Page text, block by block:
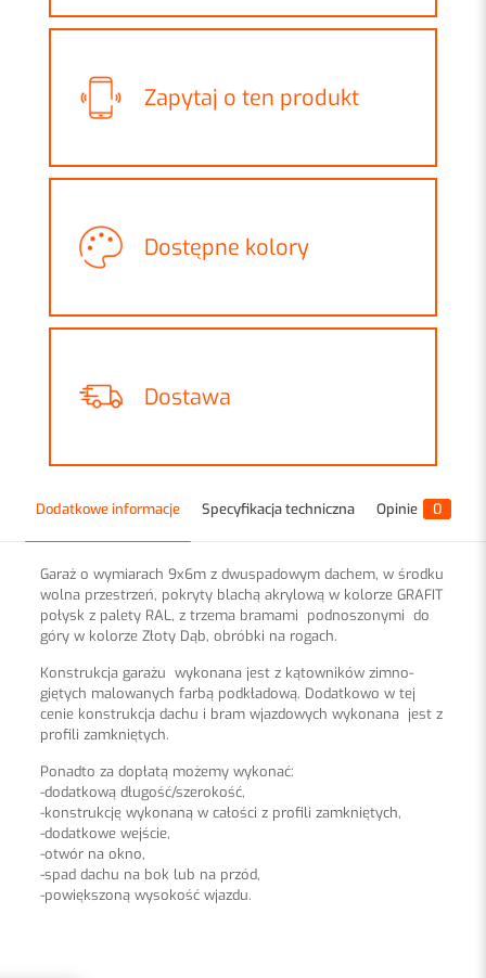
Zapytaj o ten produkt
Dostępne kolory
Dostawa
Dodatkowe informacje Specyfikacja techniczna Opinie 0
Garaż o wymiarach 9x6m z dwuspadowym dachem, w środku
wolna przestrzeń, pokryty blachą akrylową w kolorze GRAFIT
połysk z palety RAL, z trzema bramami podnoszonymi do
góry w kolorze Złoty Dąb, obróbki na rogach.
Konstrukcja garażu wykonana jest z kątowników zimno-
giętych malowanych farbą podkładową. Dodatkowo w tej
cenie konstrukcja dachu i bram wjazdowych wykonana jest z
profili zamkniętych.
Ponadto za dopłatą możemy wykonać:
-dodatkową długość/szerokość,
-konstrukcję wykonaną w całości z profili zamkniętych,
-dodatkowe wejście,
-otwór na okno,
-spad dachu na bok lub na przód,
-powiększoną wysokość wjazdu.